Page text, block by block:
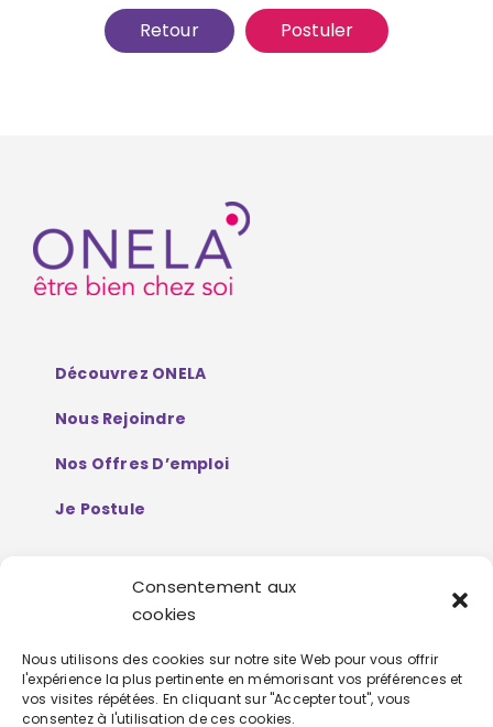
Consentement aux
cookies
Nous utilisons des cookies sur notre site Web pour vous offrir
l'expérience la plus pertinente en mémorisant vos préférences et
vos visites répétées. En cliquant sur "Accepter tout", vous
consentez à l'utilisation de ces cookies.
Retour Postuler
Découvrez ONELA
Nous Rejoindre
Nos Offres D’emploi
Je Postule
Mentions Légales
Politique De Protection De Données
Personnelles